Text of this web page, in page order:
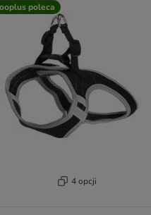
poleca
4 opcji